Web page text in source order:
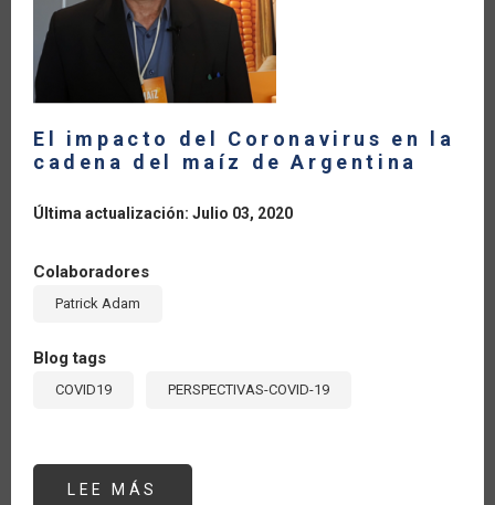
El impacto del Coronavirus en la
cadena del maíz de Argentina
Última actualización: Julio 03, 2020
Colaboradores
Patrick Adam
Blog tags
COVID19 PERSPECTIVAS-COVID-19
LEE MÁS